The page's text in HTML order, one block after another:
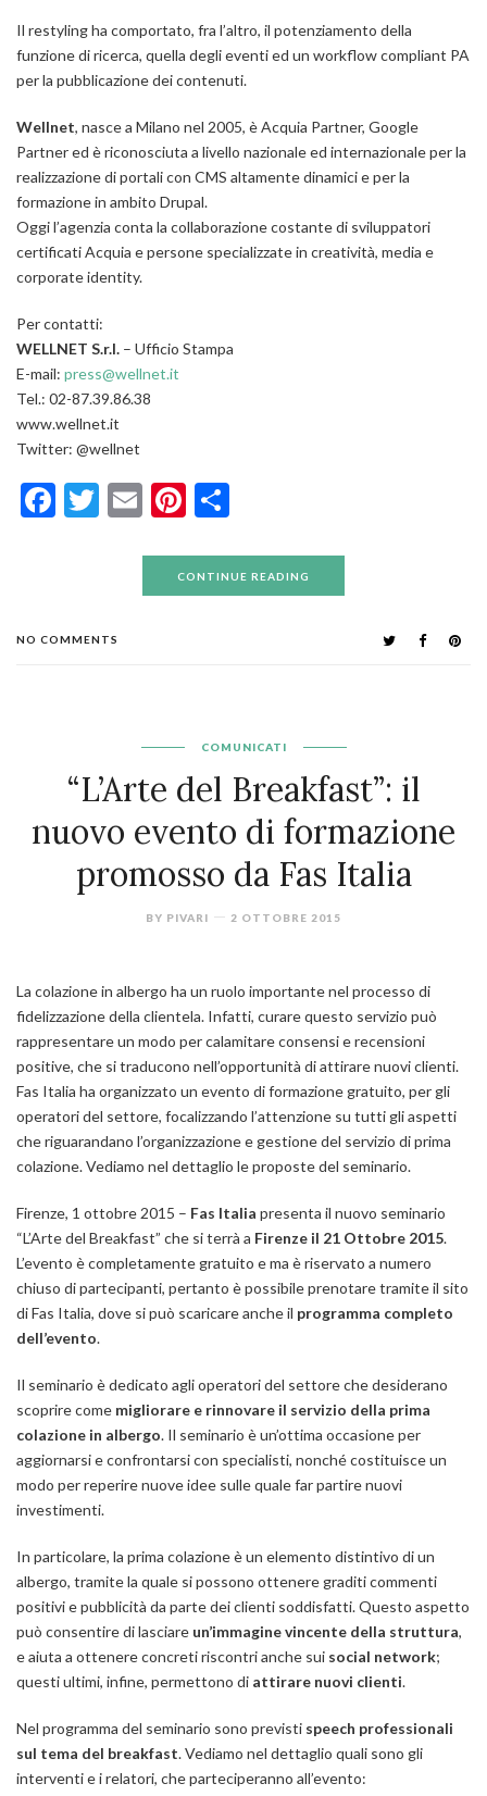
Il restyling ha comportato, fra l’altro, il potenziamento della
funzione di ricerca, quella degli eventi ed un workflow compliant PA
per la pubblicazione dei contenuti.
Wellnet, nasce a Milano nel 2005, è Acquia Partner, Google
Partner ed è riconosciuta a livello nazionale ed internazionale per la
realizzazione di portali con CMS altamente dinamici e per la
formazione in ambito Drupal.
Oggi l’agenzia conta la collaborazione costante di sviluppatori
certificati Acquia e persone specializzate in creatività, media e
corporate identity.
Per contatti:
WELLNET S.r.l. – Ufficio Stampa
E-mail: press@wellnet.it
Tel.: 02-87.39.86.38
www.wellnet.it
Twitter: @wellnet
Facebook
Twitter
EmailPinterest
CONTINUE READING
NO COMMENTS
COMUNICATI
“L’Arte del Breakfast”: il
nuovo evento di formazione
promosso da Fas Italia
BY PIVARI 2 OTTOBRE 2015
La colazione in albergo ha un ruolo importante nel processo di
fidelizzazione della clientela. Infatti, curare questo servizio può
rappresentare un modo per calamitare consensi e recensioni
positive, che si traducono nell’opportunità di attirare nuovi clienti.
Fas Italia ha organizzato un evento di formazione gratuito, per gli
operatori del settore, focalizzando l’attenzione su tutti gli aspetti
che riguarandano l’organizzazione e gestione del servizio di prima
colazione. Vediamo nel dettaglio le proposte del seminario.
Firenze, 1 ottobre 2015 – Fas Italia presenta il nuovo seminario
“L’Arte del Breakfast” che si terrà a Firenze il 21 Ottobre 2015.
L’evento è completamente gratuito e ma è riservato a numero
chiuso di partecipanti, pertanto è possibile prenotare tramite il sito
di Fas Italia, dove si può scaricare anche il programma completo
dell’evento.
Il seminario è dedicato agli operatori del settore che desiderano
scoprire come migliorare e rinnovare il servizio della prima
colazione in albergo. Il seminario è un’ottima occasione per
aggiornarsi e confrontarsi con specialisti, nonché costituisce un
modo per reperire nuove idee sulle quale far partire nuovi
investimenti.
In particolare, la prima colazione è un elemento distintivo di un
albergo, tramite la quale si possono ottenere graditi commenti
positivi e pubblicità da parte dei clienti soddisfatti. Questo aspetto
può consentire di lasciare un’immagine vincente della struttura,
e aiuta a ottenere concreti riscontri anche sui social network;
questi ultimi, infine, permettono di attirare nuovi clienti.
Nel programma del seminario sono previsti speech professionali
sul tema del breakfast. Vediamo nel dettaglio quali sono gli
interventi e i relatori, che parteciperanno all’evento: